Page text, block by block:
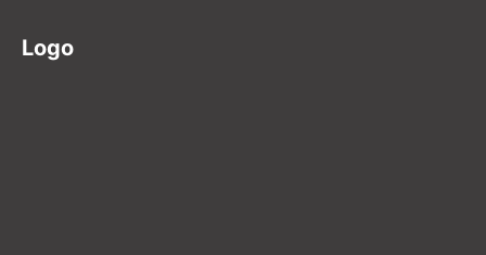
Logo